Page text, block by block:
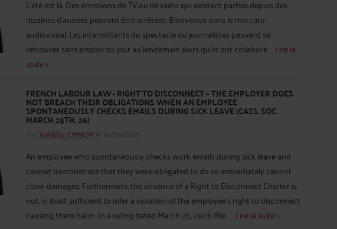
L’été est là. Des émissions de TV ou de radio qui existent parfois depuis des
dizaines d’années peuvent être arrêtées. Bienvenue dans le mercato
audiovisuel. Les intermittents du spectacle ou journalistes peuvent se
retrouver sans emploi du jour au lendemain alors qu’ils ont collaboré ...Lire la
suite >
FRENCH LABOUR LAW - RIGHT TO DISCONNECT – THE EMPLOYER DOES
NOT BREACH THEIR OBLIGATIONS WHEN AN EMPLOYEE
SPONTANEOUSLY CHECKS EMAILS DURING SICK LEAVE (CASS. SOC.
MARCH 25TH, 26)
Par Frédéric CHHUMle 16/06/2026
An employee who spontaneously checks work emails during sick leave and
cannot demonstrate that they were obligated to do so immediately cannot
claim damages. Furthermore, the absence of a Right to Disconnect Charter is
not, in itself, sufficient to infer a violation of the employee's right to disconnect
causing them harm. In a ruling dated March 25, 2026 (No. ...Lire la suite >